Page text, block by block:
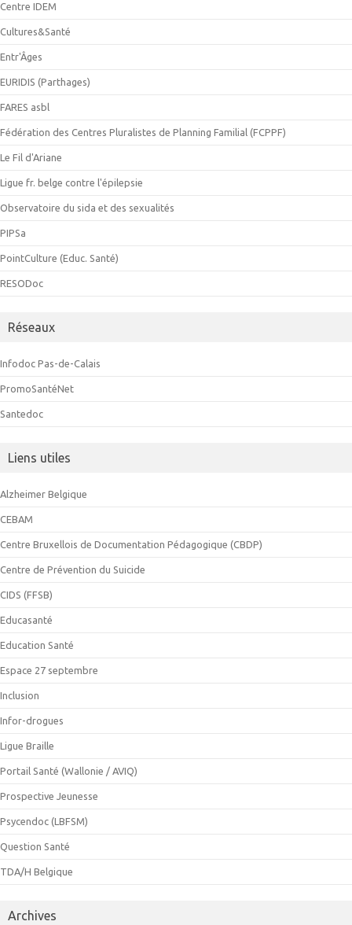
Centre IDEM
Cultures&Santé
Entr'Âges
EURIDIS (Parthages)
FARES asbl
Fédération des Centres Pluralistes de Planning Familial (FCPPF)
Le Fil d'Ariane
Ligue fr. belge contre l'épilepsie
Observatoire du sida et des sexualités
PIPSa
PointCulture (Educ. Santé)
RESODoc
Réseaux
Infodoc Pas-de-Calais
PromoSantéNet
Santedoc
Liens utiles
Alzheimer Belgique
CEBAM
Centre Bruxellois de Documentation Pédagogique (CBDP)
Centre de Prévention du Suicide
CIDS (FFSB)
Educasanté
Education Santé
Espace 27 septembre
Inclusion
Infor-drogues
Ligue Braille
Portail Santé (Wallonie / AVIQ)
Prospective Jeunesse
Psycendoc (LBFSM)
Question Santé
TDA/H Belgique
Archives